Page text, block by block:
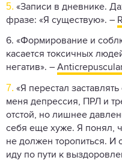
5. «Записи в дневнике.
фразе: «Я существую». –
6. «Формирование и
касается токсичных
негатив». –
7. «Я перестал
меня депрессия, ПРЛ и
отстой, но лишнее
себя еще хуже. Я понял,
не должен торопиться. И
иду по пути к